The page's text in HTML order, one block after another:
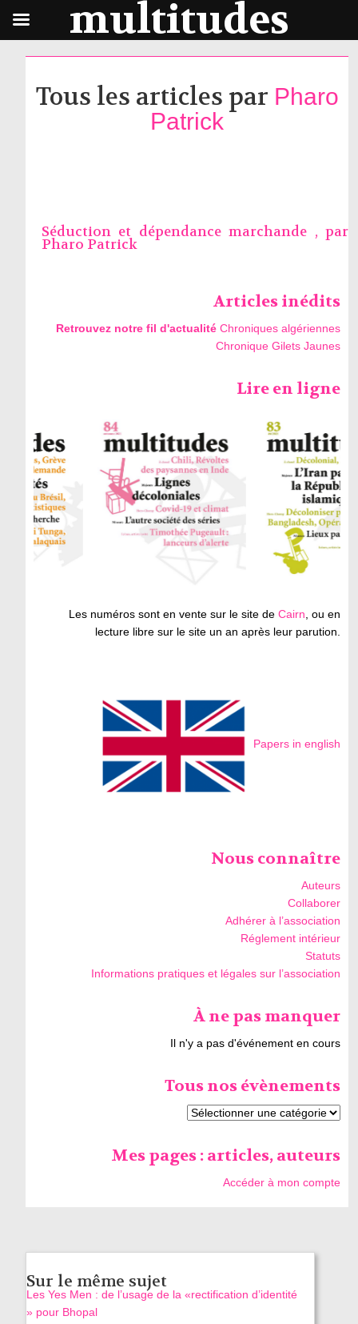
Tous les articles par Pharo
Patrick
Séduction et dépendance marchande , par
Pharo Patrick
Articles inédits
Retrouvez notre fil d'actualité Chroniques algériennes
Chronique Gilets Jaunes
Lire en ligne
Les numéros sont en vente sur le site deCairn, ou en
lecture libre sur le site un an après leur parution.
Papers in english
Nous connaître
Auteurs
Collaborer
Adhérer à l’association
Réglement intérieur
Statuts
Informations pratiques et légales sur l’association
À ne pas manquer
Il n'y a pas d'événement en cours
Tous nos évènements
Mes pages : articles, auteurs
Accéder à mon compte
Sur le même sujet
Les Yes Men : de l’usage de la «rectification d’identité
» pour Bhopal
multitudes